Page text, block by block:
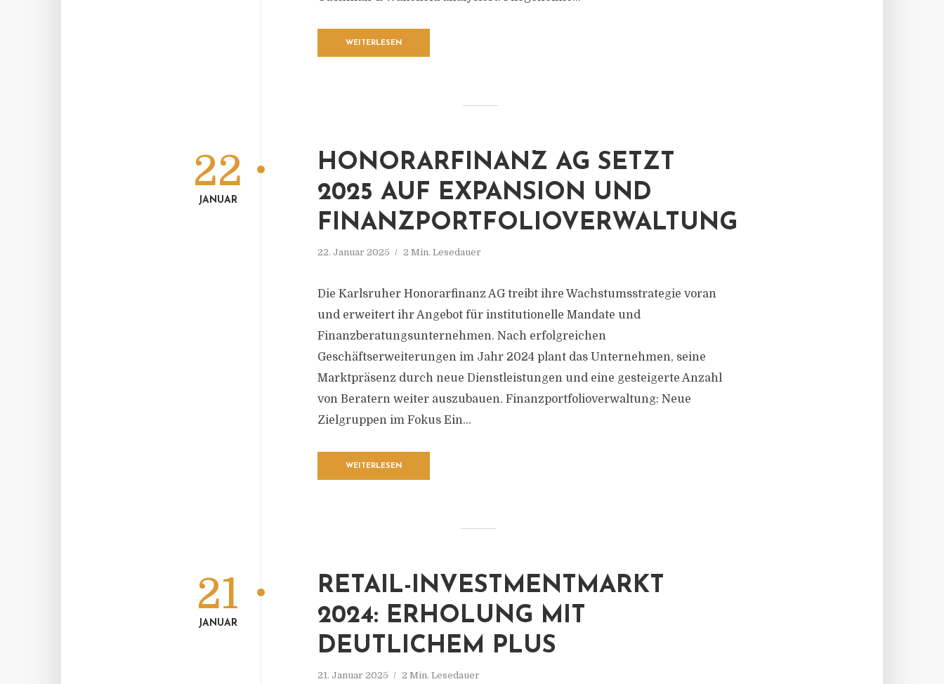
WEITERLESEN
HONORARFINANZ AG SETZT
2025 AUF EXPANSION UND
FINANZPORTFOLIOVERWALTUNG
22. Januar 2025 2 Min. Lesedauer
22
JANUAR
Die Karlsruher Honorarfinanz AG treibt ihre Wachstumsstrategie voran
und erweitert ihr Angebot für institutionelle Mandate und
Finanzberatungsunternehmen. Nach erfolgreichen
Geschäftserweiterungen im Jahr 2024 plant das Unternehmen, seine
Marktpräsenz durch neue Dienstleistungen und eine gesteigerte Anzahl
von Beratern weiter auszubauen. Finanzportfolioverwaltung: Neue
Zielgruppen im Fokus Ein...
WEITERLESEN
RETAIL-INVESTMENTMARKT
2024: ERHOLUNG MIT
DEUTLICHEM PLUS
21. Januar 2025 2 Min. Lesedauer
21
JANUAR